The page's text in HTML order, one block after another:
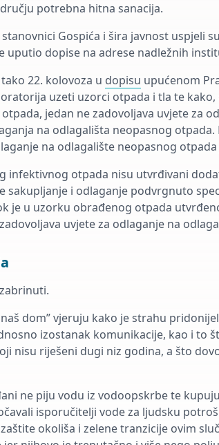
potrebna hitna sanacija.
Gospića i šira javnost uspjeli
uputio dopise na adrese nadležnih
22. kolovoza u dopisu upućenom
uzeti uzorci otpada i tla te kako,
jedan ne zadovoljava uvjete za
na odlagališta neopasnog
na odlagalište neopasnog
infektivnog otpada nisu utvrđivani
sakupljanje i odlaganje podvrgnuto
je u uzorku obrađenog otpada
uvjete za odlaganje na
dom” vjeruju kako je strahu
izostanak komunikacije, kao i to
nisu riješeni dugi niz godina, a što
ne piju vodu iz vodoopskrbe te
isporučitelji vode za ljudsku
okoliša i zelene tranzicije ovim